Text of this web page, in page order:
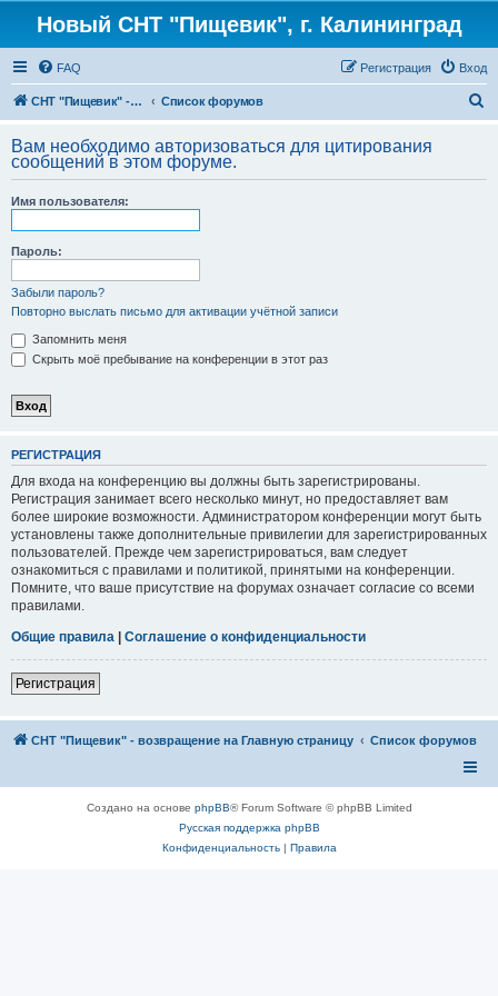
Новый СНТ "Пищевик", г. Калининград
FAQ Вход
Регистрация
СНТ "Пищевик" - возвращение на Главную страницу Список форумов
с
Вам необходимо авторизоваться для цитирования
сообщений в этом форуме.
Имя пользователя:
Пароль:
Забыли пароль?
Повторно выслать письмо для активации учётной записи
Запомнить меня
Скрыть моё пребывание на конференции в этот раз
РЕГИСТРАЦИЯ
Для входа на конференцию вы должны быть зарегистрированы.
Регистрация занимает всего несколько минут, но предоставляет вам
более широкие возможности. Администратором конференции могут быть
установлены также дополнительные привилегии для зарегистрированных
пользователей. Прежде чем зарегистрироваться, вам следует
ознакомиться с правилами и политикой, принятыми на конференции.
Помните, что ваше присутствие на форумах означает согласие со всеми
правилами.
Общие правила | Соглашение о конфиденциальности
Регистрация
СНТ "Пищевик" - возвращение на Главную страницу Список форумов
Создано на основе phpBB® Forum Software © phpBB Limited
Русская поддержка phpBB
Конфиденциальность| Правила